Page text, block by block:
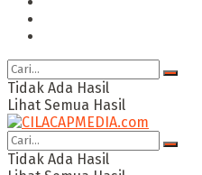
Tidak Ada Hasil
Lihat Semua Hasil
Tidak Ada Hasil